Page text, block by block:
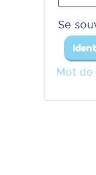
Se
Mot de